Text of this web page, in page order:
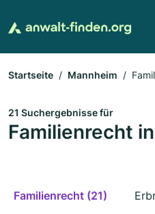
Startseite Mannheim
21 Suchergebnisse für
Familienrecht
Familienrecht (21)